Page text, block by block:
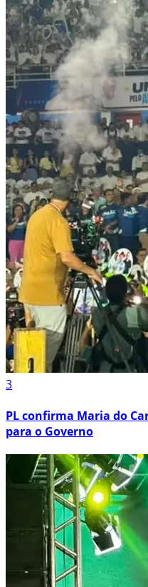
3
PL confirma Maria do
para o Governo